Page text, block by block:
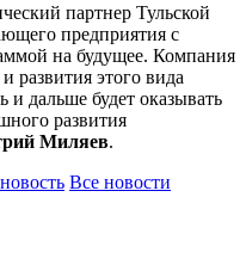
партнер Тульской
предприятия с
на будущее. Компания
развития этого вида
и дальше будет оказывать
развития
Миляев.
новость Все новости